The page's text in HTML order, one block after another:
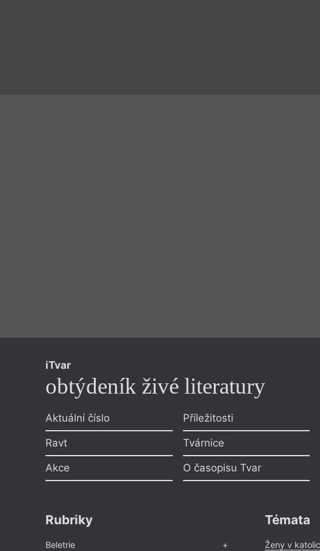
iTvar
obtýdeník živé literatury
Aktuální číslo
Ravt
Akce
Příležitosti
Tvárnice
O časopisu Tvar
Rubriky
Beletrie
Témata
Ženy v